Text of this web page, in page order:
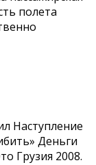
полета
Наступление
Деньги
Грузия 2008.